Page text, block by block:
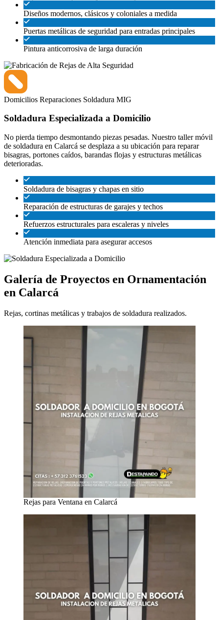
Diseños modernos, clásicos y coloniales a medida
Puertas metálicas de seguridad para entradas principales
Pintura anticorrosiva de larga duración
Domicilios Reparaciones Soldadura MIG
Soldadura Especializada a Domicilio
No pierda tiempo desmontando piezas pesadas. Nuestro taller móvil
de soldadura en Calarcá se desplaza a su ubicación para reparar
bisagras, portones caídos, barandas flojas y estructuras metálicas
deterioradas.
Soldadura de bisagras y chapas en sitio
Reparación de estructuras de garajes y techos
Refuerzos estructurales para escaleras y niveles
Atención inmediata para asegurar accesos
Galería de Proyectos en Ornamentación
en Calarcá
Rejas, cortinas metálicas y trabajos de soldadura realizados.
Rejas para Ventana en Calarcá